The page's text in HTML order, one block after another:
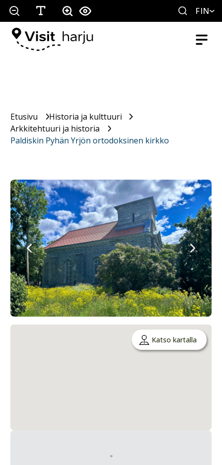
FIN
Etusivu
Historia ja kulttuuri
Arkkitehtuuri ja historia
Paldiskin Pyhän Yrjön ortodoksinen kirkko
Katso kartalla